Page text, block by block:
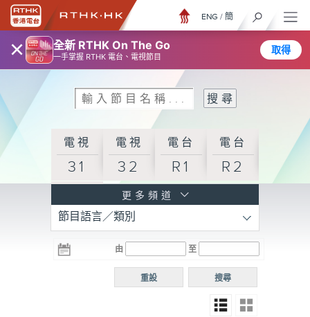
× 全新 RTHK On The Go
一手掌握 RTHK 電台、電視節目
取得
ENG / 簡
電視
31
電視
32
電台
R1
電台
R2
R3
電台 電台
R5
電台
普通
更多頻道
節目語言／類別
由 至
搜尋
重設